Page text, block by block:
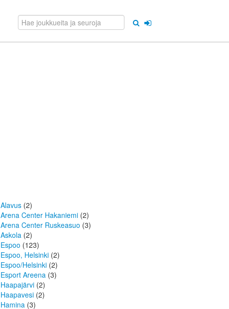
Alavus (2)
Arena Center Hakaniemi (2)
Arena Center Ruskeasuo (3)
Askola (2)
Espoo (123)
Espoo, Helsinki (2)
Espoo/Helsinki (2)
Esport Areena (3)
Haapajärvi (2)
Haapavesi (2)
Hamina (3)